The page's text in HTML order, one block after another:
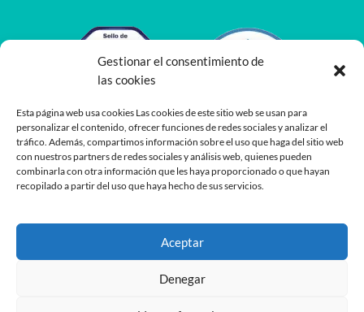
Gestionar el consentimiento de
las cookies
Esta página web usa cookies Las cookies de este sitio web se usan para
personalizar el contenido, ofrecer funciones de redes sociales y analizar el
tráfico. Además, compartimos información sobre el uso que haga del sitio web
con nuestros partners de redes sociales y análisis web, quienes pueden
combinarla con otra información que les haya proporcionado o que hayan
recopilado a partir del uso que haya hecho de sus servicios.
Aceptar
Denegar